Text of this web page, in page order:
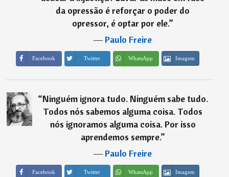
da opressão é reforçar o poder do
opressor, é optar por ele.”
―Paulo Freire
Facebook Twitter WhatsApp Imagem
“Ninguém ignora tudo. Ninguém sabe tudo.
Todos nós sabemos alguma coisa. Todos
nós ignoramos alguma coisa. Por isso
aprendemos sempre.”
―Paulo Freire
Facebook Twitter WhatsApp Imagem